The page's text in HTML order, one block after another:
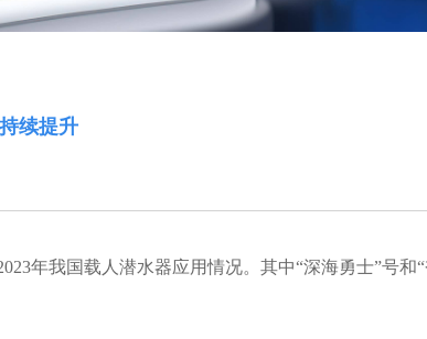
续提升
年我国载人潜水器应用情况。其中“深海勇士”号和